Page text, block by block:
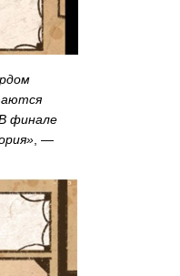
финале
, —